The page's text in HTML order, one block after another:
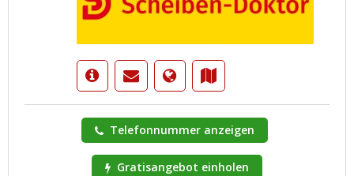
Telefonnummer anzeigen
Gratisangebot einholen